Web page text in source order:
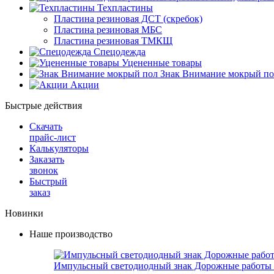
Техпластины
Пластина резиновая ДСТ (скребок)
Пластина резиновая МБС
Пластина резиновая ТМКЩ
Спецодежда
Уцененные товары
Знак Внимание мокрый
Акции
Быстрые действия
Скачать
прайс-лист
Калькуляторы
Заказать
звонок
Быстрый
заказ
Новинки
Наше производство
Импульсный светодиодный знак Дорожные работы